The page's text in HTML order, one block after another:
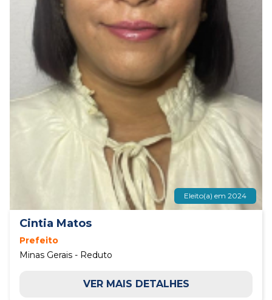
Eleito(a) em 2024
Cintia Matos
Prefeito
Minas Gerais - Reduto
VER MAIS DETALHES